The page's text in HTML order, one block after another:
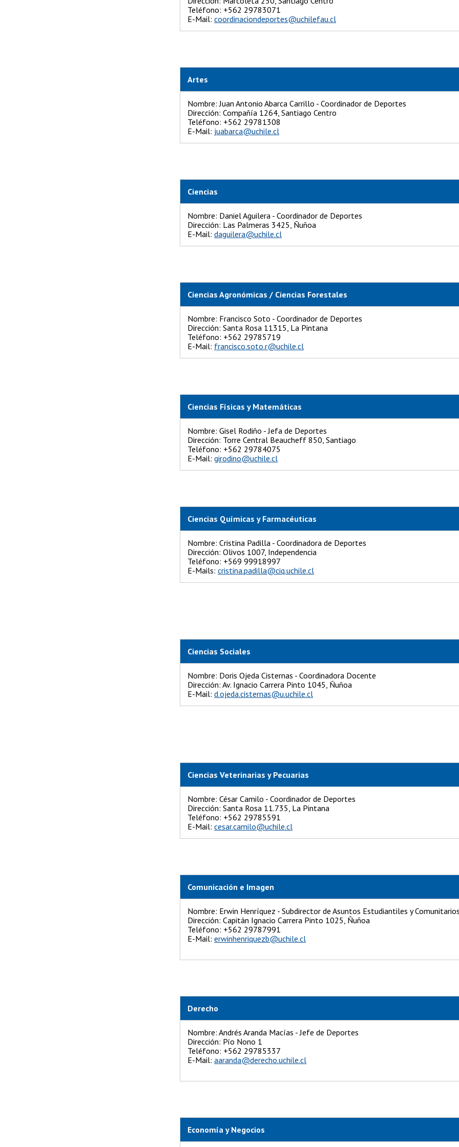
Teléfono: +562 29783071
E-Mail: coordinaciondeportes@uchilefau.cl
Artes
Nombre: Juan Antonio Abarca Carrillo - Coordinador de Deportes
Dirección: Compañía 1264, Santiago Centro
Teléfono: +562 29781308
E-Mail: juabarca@uchile.cl
Ciencias
Nombre: Daniel Aguilera - Coordinador de Deportes
Dirección: Las Palmeras 3425, Ñuñoa
E-Mail: daguilera@uchile.cl
Ciencias Agronómicas / Ciencias Forestales
Nombre: Francisco Soto - Coordinador de Deportes
Dirección: Santa Rosa 11315, La Pintana
Teléfono: +562 29785719
E-Mail: francisco.soto.r@uchile.cl
Ciencias Físicas y Matemáticas
Nombre: Gisel Rodiño - Jefa de Deportes
Dirección: Torre Central Beaucheff 850, Santiago
Teléfono: +562 29784075
E-Mail: girodino@uchile.cl
Ciencias Químicas y Farmacéuticas
Nombre: Cristina Padilla - Coordinadora de Deportes
Dirección: Olivos 1007, Independencia
Teléfono: +569 99918997
E-Mails: cristina.padilla@ciq.uchile.cl
Ciencias Sociales
Nombre: Doris Ojeda Cisternas - Coordinadora Docente
Dirección: Av. Ignacio Carrera Pinto 1045, Ñuñoa
E-Mail: d.ojeda.cisternas@u.uchile.cl
Ciencias Veterinarias y Pecuarias
Nombre: César Camilo - Coordinador de Deportes
Dirección: Santa Rosa 11.735, La Pintana
Teléfono: +562 29785591
E-Mail: cesar.camilo@uchile.cl
Comunicación e Imagen
Nombre: Erwin Henríquez - Subdirector de Asuntos Estudiantiles y
Dirección: Capitán Ignacio Carrera Pinto 1025, Ñuñoa
Teléfono: +562 29787991
E-Mail: erwinhenriquezb@uchile.cl
Derecho
Nombre: Andrés Aranda Macías - Jefe de Deportes
Dirección: Pío Nono 1
Teléfono: +562 29785337
E-Mail: aaranda@derecho.uchile.cl
Economía y Negocios